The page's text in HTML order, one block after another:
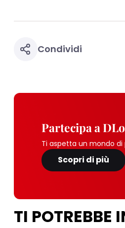
Condividi
Partecipa a
Ti aspetta un mondo
Scopri di più
TI POTREBBE